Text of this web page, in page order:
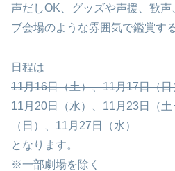
声だしOK、グッズや声援、歓
ブ会場のような雰囲気で鑑賞す
日程は
11月16日（土）、11月17日（日
11月20日（水）、11月23日（土
（日）、11月27日（水）
となります。
※一部劇場を除く